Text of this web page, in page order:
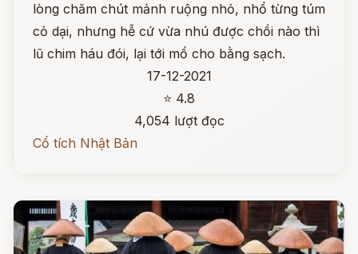
lòng chăm chút mảnh ruộng nhỏ, nhổ từng túm
cỏ dại, nhưng hễ cứ vừa nhú được chồi nào thì
lũ chim háu đói, lại tới mổ cho bằng sạch.
17-12-2021
⭐ 4.8
4,054 lượt đọc
Cổ tích Nhật Bản